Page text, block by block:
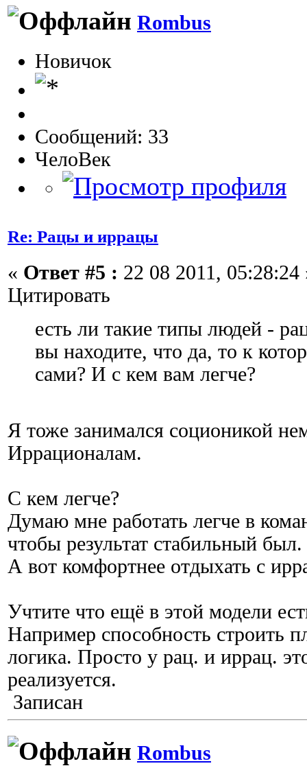
Rombus
Новичок
Сообщений: 33
ЧелоВек
Re: Рацы и иррацы
« Ответ #5 : 22 08 2011, 05:28:24
Цитировать
есть ли такие типы людей -
вы находите, что да, то к
сами? И с кем вам легче?
Я тоже занимался соционикой
Иррационалам.
С кем легче?
Думаю мне работать легче в
чтобы результат стабильный был.
А вот комфортнее отдыхать с
Учтите что ещё в этой модели
Например способность строить
логика. Просто у рац. и иррац.
реализуется.
Записан
Rombus